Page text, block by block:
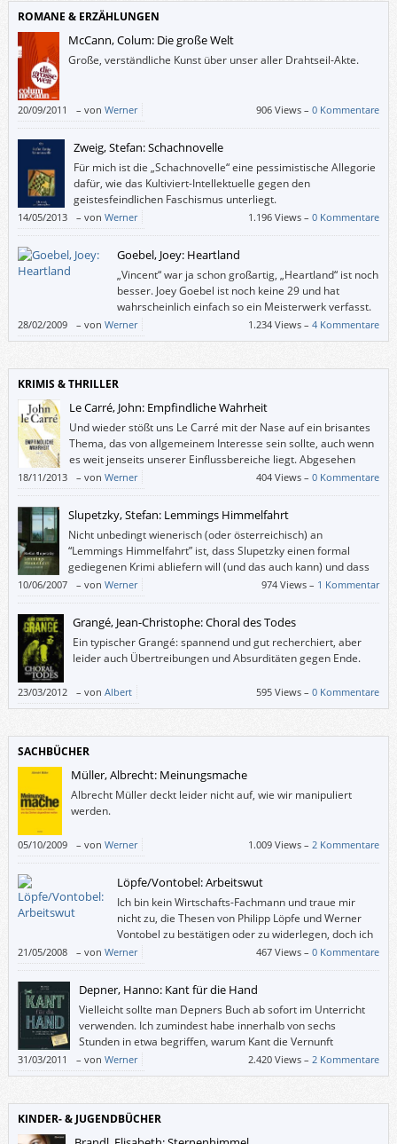
ROMANE & ERZÄHLUNGEN
McCann, Colum: Die große Welt
Große, verständliche Kunst über unser aller Drahtseil-Akte.
20/09/2011 – von Werner 906 Views –0 Kommentare
Zweig, Stefan: Schachnovelle
Für mich ist die „Schachnovelle“ eine pessimistische Allegorie
dafür, wie das Kultiviert-Intellektuelle gegen den
geistesfeindlichen Faschismus unterliegt.
14/05/2013 – von Werner 1.196 Views –0 Kommentare
Goebel, Joey: Heartland
„Vincent“ war ja schon großartig, „Heartland“ ist noch
besser. Joey Goebel ist noch keine 29 und hat
wahrscheinlich einfach so ein Meisterwerk verfasst.
28/02/2009 – von Werner 1.234 Views –4 Kommentare
KRIMIS & THRILLER
Le Carré, John: Empfindliche Wahrheit
Und wieder stößt uns Le Carré mit der Nase auf ein brisantes
Thema, das von allgemeinem Interesse sein sollte, auch wenn
es weit jenseits unserer Einflussbereiche liegt. Abgesehen
vom Inhalt ist das eine Freude zu lesen.
18/11/2013 – von Werner 404 Views –0 Kommentare
Slupetzky, Stefan: Lemmings Himmelfahrt
Nicht unbedingt wienerisch (oder österreichisch) an
“Lemmings Himmelfahrt” ist, dass Slupetzky einen formal
gediegenen Krimi abliefern will (und das auch kann) und dass
er einfach gut schreibt, ohne sich selbstverliebt in seine
Sprache zu verlieren.
10/06/2007 – von Werner 974 Views – 1 Kommentar
Grangé, Jean-Christophe: Choral des Todes
Ein typischer Grangé: spannend und gut recherchiert, aber
leider auch Übertreibungen und Absurditäten gegen Ende.
23/03/2012 – von Albert 595 Views –0 Kommentare
SACHBÜCHER
Müller, Albrecht: Meinungsmache
Albrecht Müller deckt leider nicht auf, wie wir manipuliert
werden.
05/10/2009 – von Werner 1.009 Views – 2 Kommentare
Löpfe/Vontobel: Arbeitswut
Ich bin kein Wirtschafts-Fachmann und traue mir
nicht zu, die Thesen von Philipp Löpfe und Werner
Vontobel zu bestätigen oder zu widerlegen, doch ich
finde ihren Ansatz “Steigende Produktivität führt zu
sinkender Beschäftigung” beachtenswert. Und das nicht, weil sie
sinngemäß meinen, wir würden alle zu viel arbeiten (außer denen, die
keine Arbeit haben, aber unbedingt eine haben wollen oder müssen).
21/05/2008 – von Werner 467 Views –0 Kommentare
Depner, Hanno: Kant für die Hand
Vielleicht sollte man Depners Buch ab sofort im Unterricht
verwenden. Ich zumindest habe innerhalb von sechs
Stunden in etwa begriffen, warum Kant die Vernunft
„kritisiert“ hat und was dabei herausgekommen ist.
31/03/2011 – von Werner 2.420 Views – 2 Kommentare
KINDER- & JUGENDBÜCHER